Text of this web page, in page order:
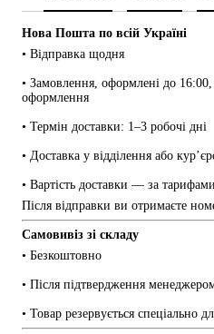
Нова Пошта по всій Україні
• Відправка щодня
• Замовлення, оформлені до 16:00,
оформлення
• Термін доставки: 1–3 робочі дні
• Доставка у відділення або
• Вартість доставки — за
Після відправки ви отримаєте
Самовивіз зі складу
• Безкоштовно
• Після підтвердження
• Товар резервується спеціально